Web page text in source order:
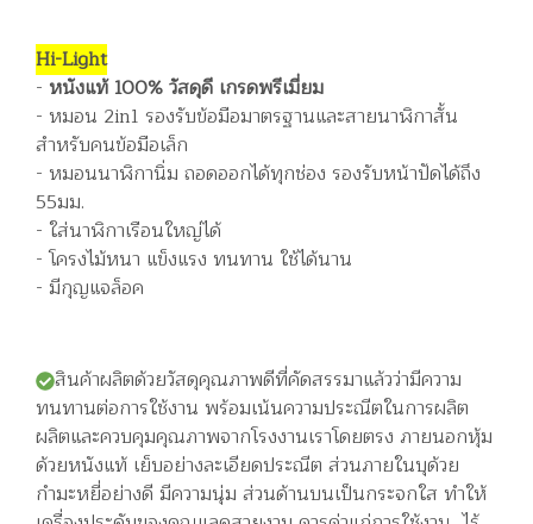
Hi-Light
- หนังแท้ 100% วัสดุดี เกรดพรีเมี่ยม
- หมอน 2in1 รองรับข้อมือมาตรฐานและสายนาฬิกาสั้น
สำหรับคนข้อมือเล็ก
- หมอนนาฬิกานิ่ม ถอดออกได้ทุกช่อง รองรับหน้าปัดได้ถึง
55มม.
- ใส่นาฬิกาเรือนใหญ่ได้
- โครงไม้หนา แข็งแรง ทนทาน ใช้ได้นาน
- มีกุญแจล็อค
สินค้าผลิตด้วยวัสดุคุณภาพดีที่คัดสรรมาแล้วว่ามีความ
ทนทานต่อการใช้งาน พร้อมเน้นความประณีตในการผลิต
ผลิตและควบคุมคุณภาพจากโรงงานเราโดยตรง ภายนอกหุ้ม
ด้วยหนังแท้ เย็บอย่างละเอียดประณีต ส่วนภายในบุด้วย
กำมะหยี่อย่างดี มีความนุ่ม ส่วนด้านบนเป็นกระจกใส ทำให้